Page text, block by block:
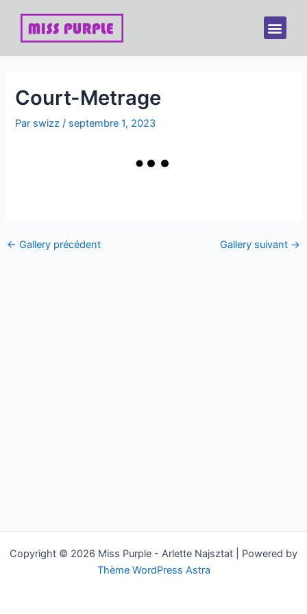
contenu
Court-Metrage
Par swizz/ septembre 1, 2023
articles
← Gallery précédent Gallery suivant →
Copyright © 2026 Miss Purple - Arlette Najsztat | Powered by
Thème WordPress Astra